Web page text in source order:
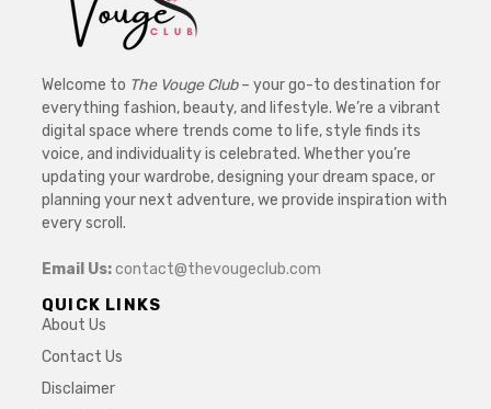
Welcome to The Vouge Club– your go-to destination for
everything fashion, beauty, and lifestyle. We’re a vibrant
digital space where trends come to life, style finds its
voice, and individuality is celebrated. Whether you’re
updating your wardrobe, designing your dream space, or
planning your next adventure, we provide inspiration with
every scroll.
Email Us:contact@thevougeclub.com
QUICK LINKS
About Us
Contact Us
Disclaimer